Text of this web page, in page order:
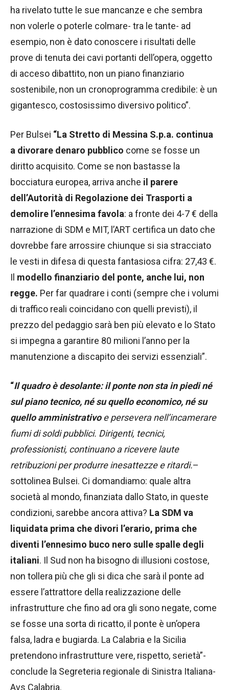
ha rivelato tutte le sue mancanze e che sembra
non volerle o poterle colmare- tra le tante- ad
esempio, non è dato conoscere i risultati delle
prove di tenuta dei cavi portanti dell’opera, oggetto
di acceso dibattito, non un piano finanziario
sostenibile, non un cronoprogramma credibile: è un
gigantesco, costosissimo diversivo politico”.
Per Bulsei “La Stretto di Messina S.p.a. continua
a divorare denaro pubblico come se fosse un
diritto acquisito. Come se non bastasse la
bocciatura europea, arriva anche il parere
dell’Autorità di Regolazione dei Trasporti a
demolire l’ennesima favola: a fronte dei 4-7 € della
narrazione di SDM e MIT, l’ART certifica un dato che
dovrebbe fare arrossire chiunque si sia stracciato
le vesti in difesa di questa fantasiosa cifra: 27,43 €.
Il modello finanziario del ponte, anche lui, non
regge. Per far quadrare i conti (sempre che i volumi
di traffico reali coincidano con quelli previsti), il
prezzo del pedaggio sarà ben più elevato e lo Stato
si impegna a garantire 80 milioni l’anno per la
manutenzione a discapito dei servizi essenziali”.
“Il quadro è desolante: il ponte non sta in piedi né
sul piano tecnico, né su quello economico, né su
quello amministrativoe persevera nell’incamerare
fiumi di soldi pubblici. Dirigenti, tecnici,
professionisti, continuano a ricevere laute
retribuzioni per produrre inesattezze e ritardi.–
sottolinea Bulsei. Ci domandiamo: quale altra
società al mondo, finanziata dallo Stato, in queste
condizioni, sarebbe ancora attiva? La SDM va
liquidata prima che divori l’erario, prima che
diventi l’ennesimo buco nero sulle spalle degli
italiani. Il Sud non ha bisogno di illusioni costose,
non tollera più che gli si dica che sarà il ponte ad
essere l’attrattore della realizzazione delle
infrastrutture che fino ad ora gli sono negate, come
se fosse una sorta di ricatto, il ponte è un’opera
falsa, ladra e bugiarda. La Calabria e la Sicilia
pretendono infrastrutture vere, rispetto, serietà”-
conclude la Segreteria regionale di Sinistra Italiana-
Avs Calabria.